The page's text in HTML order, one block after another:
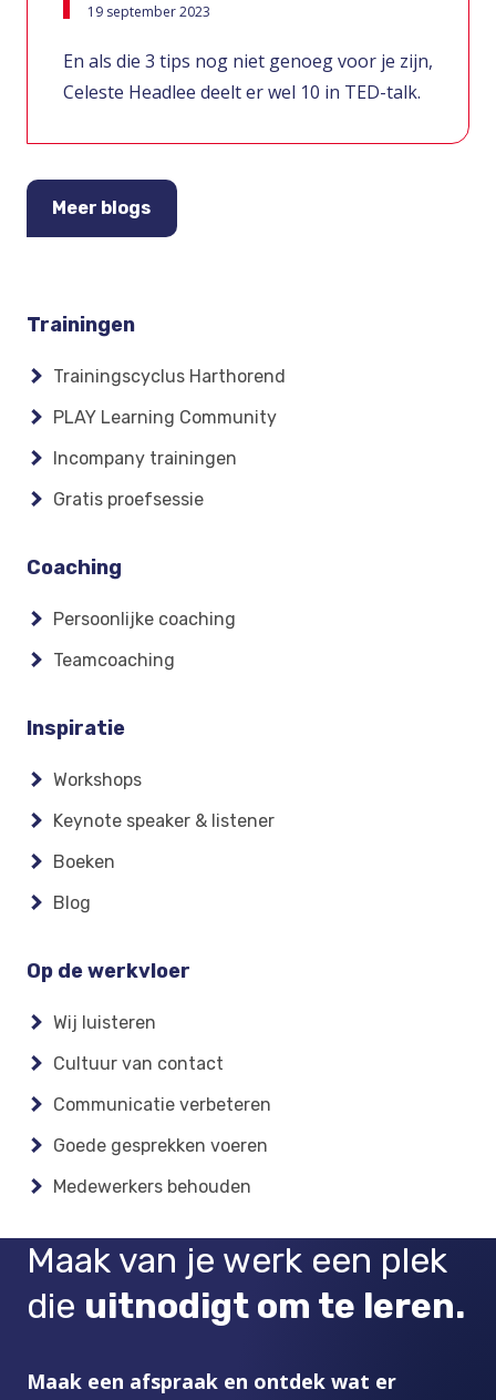
19 september 2023
En als die 3 tips nog niet genoeg voor je zijn,
Celeste Headlee deelt er wel 10 in TED-talk.
Meer blogs
Footer
menu
Trainingen
Trainingscyclus Harthorend
PLAY Learning Community
Incompany trainingen
Gratis proefsessie
Coaching
Persoonlijke coaching
Teamcoaching
Inspiratie
Workshops
Keynote speaker & listener
Boeken
Blog
Op de werkvloer
Wij luisteren
Cultuur van contact
Communicatie verbeteren
Goede gesprekken voeren
Medewerkers behouden
Maak van je werk een plek
die uitnodigt om te leren.
Maak een afspraak en ontdek wat er